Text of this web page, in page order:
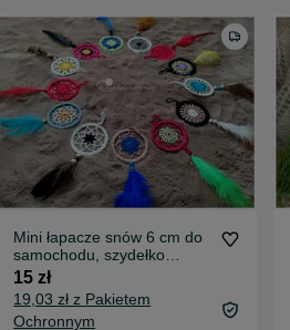
Mini łapacze snów 6 cm do
samochodu, szydełko
rękodzieło
15 zł
19,03 zł z Pakietem
Ochronnym